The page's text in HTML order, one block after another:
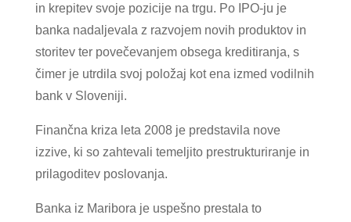
in krepitev svoje pozicije na trgu. Po IPO-ju je
banka nadaljevala z razvojem novih produktov in
storitev ter povečevanjem obsega kreditiranja, s
čimer je utrdila svoj položaj kot ena izmed vodilnih
bank v Sloveniji.
Finančna kriza leta 2008 je predstavila nove
izzive, ki so zahtevali temeljito prestrukturiranje in
prilagoditev poslovanja.
Banka iz Maribora je uspešno prestala to